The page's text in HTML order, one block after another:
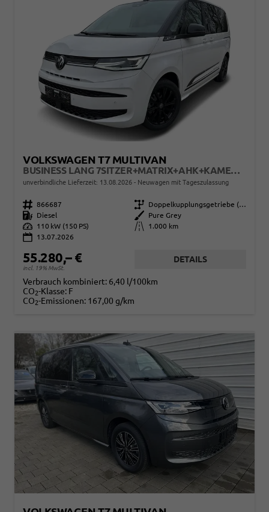
VOLKSWAGEN T7 MULTIVAN
BUSINESS LANG 7SITZER+MATRIX+AHK+KAMERA+SHZ+17" ALU
unverbindliche Lieferzeit: 13.08.2026 Neuwagen mit Tageszulassung
Fahrzeugnr. 866687 Getriebe
Doppelkupplungsgetriebe (DSG)
Kraftstoff
Diesel Außenfarbe
Pure Grey
Leistung
110 kW (150 PS) Kilometerstand
1.000 km
13.07.2026
55.280,– €
incl. 19% MwSt.
DETAILS
Verbrauch kombiniert: 6,40 l/100km
CO2-Klasse: F
CO2-Emissionen: 167,00 g/km